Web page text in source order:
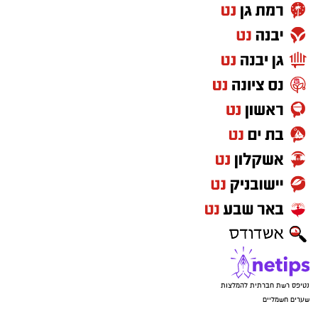
נטיפס רשת חברתית להמלצות
שערים חשמליים